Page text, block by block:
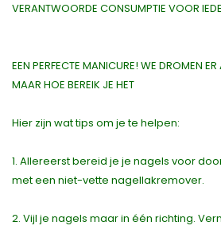
VERANTWOORDE CONSUMPTIE VOOR
EEN PERFECTE MANICURE! WE DROMEN
MAAR HOE BEREIK JE HET
Hier zijn wat tips om je te helpen:
1. Allereerst bereid je je nagels voor
met een niet-vette nagellakremover.
2. Vijl je nagels maar in één richting.